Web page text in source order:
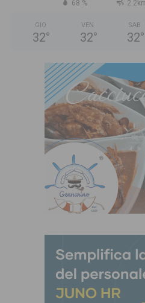
68 %
GIO
32°
VEN
32°
SAB
32°